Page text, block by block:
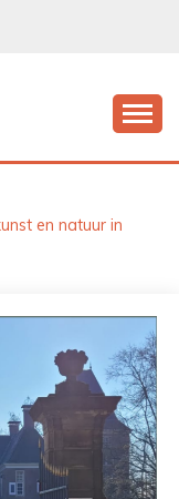
en natuur in